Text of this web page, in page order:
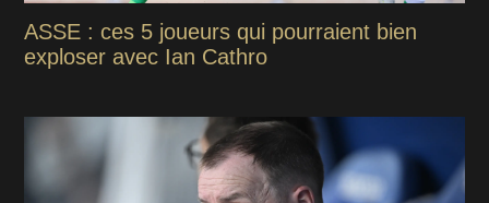
ASSE : ces 5 joueurs qui pourraient bien
exploser avec Ian Cathro